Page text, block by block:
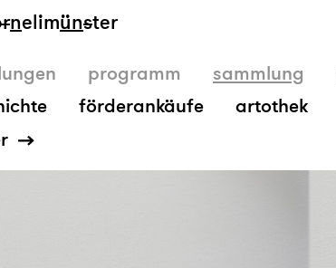
nelimünster
programm
sammlung
förderankäufe artothek